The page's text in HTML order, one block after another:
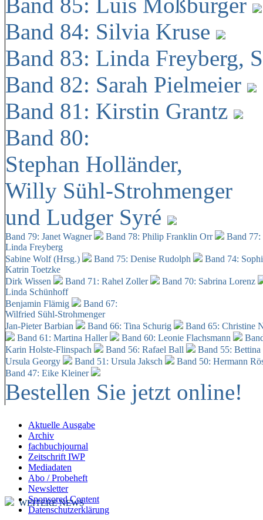
Band 84: Silvia Kruse
Band 83: Linda Freyberg,
Band 82: Sarah Pielmeier
Band 81: Kirstin Grantz
Band 80:
Stephan Holländer,
Willy Sühl-Strohmenger
und Ludger Syré
Band 79: Janet Wagner Band 78: Philip Franklin Orr
Band
Linda Freyberg
Sabine Wolf (Hrsg.)
Band 75: Denise Rudolph
Band 74:
Katrin Toetzke
Dirk Wissen
Band 71: Rahel Zoller
Band 70: Sabrina Lorenz
Linda Schünhoff
Benjamin Flämig
Band 67:
Wilfried Sühl-Strohmenger
Jan-Pieter Barbian
Band 66: Tina Schurig
Band 65: Christine
Band 61: Martina Haller
Band 60: Leonie Flachsmann
Karin Holste-Flinspach
Band 56: Rafael Ball
Band 55:
Ursula Georgy
Band 51: Ursula Jaksch Band 50: Hermann
Band 47: Eike Kleiner
Bestellen Sie jetzt online!
Aktuelle Ausgabe
Archiv
fachbuchjournal
Zeitschrift IWP
Mediadaten
Abo / Probeheft
Newsletter
Sponsored Content
Datenschutzerklärung
WEITERE NEWS